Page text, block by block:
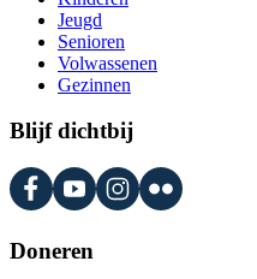
Jeugd
Senioren
Volwassenen
Gezinnen
Blijf dichtbij
Doneren